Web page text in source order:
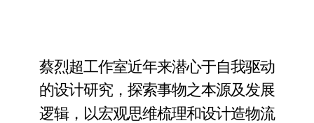
蔡烈超工作室近年来潜心于自我驱动
的设计研究，探索事物之本源及发展
逻辑，以宏观思维梳理和设计造物流